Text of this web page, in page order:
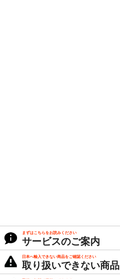
まずはこちらをお読みください
サービスのご案内
日本へ輸入できない商品をご確認ください
取り扱いできない商品